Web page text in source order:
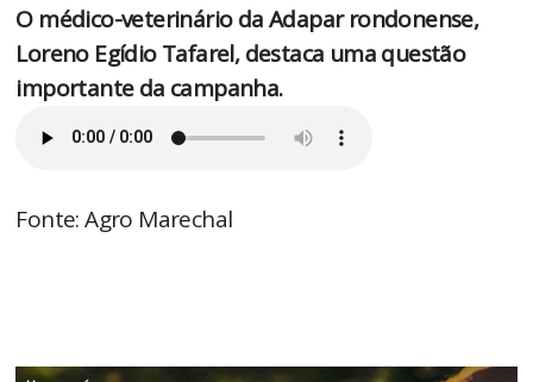
O médico-veterinário da Adapar rondonense,
Loreno Egídio Tafarel, destaca uma questão
importante da campanha.
Fonte: Agro Marechal